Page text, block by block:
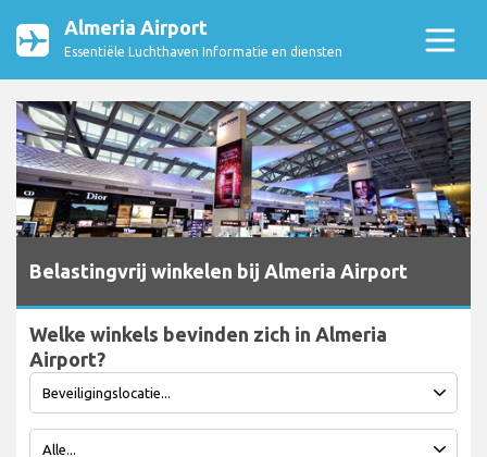
Almeria Airport
Essentiële Luchthaven Informatie en diensten
Belastingvrij winkelen bij Almeria Airport
Welke winkels bevinden zich in Almeria
Airport?